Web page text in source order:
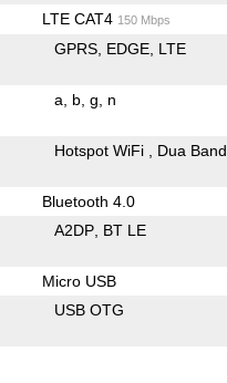
LTE CAT4 150 Mbps
GPRS EDGE LTE
a b g n
Hotspot WiFi Dua Band
Bluetooth 4.0
A2DP BT LE
Micro USB
USB OTG